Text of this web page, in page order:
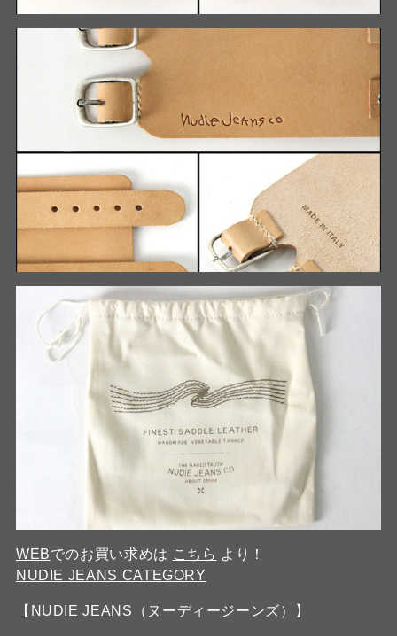
WEBでのお買い求めは こちら より！
NUDIE JEANS CATEGORY
【NUDIE JEANS（ヌーディージーンズ）】